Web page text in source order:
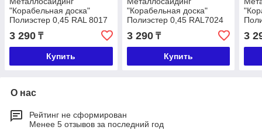
"Корабельная доска"
Полиэстер 0,45 RAL 8017
3 290 ₸
Купить
"Корабельная доска"
Полиэстер 0,45 RAL7024
3 290₸
Купить
3
О нас
Рейтинг не сформирован
Менее 5 отзывов за последний год